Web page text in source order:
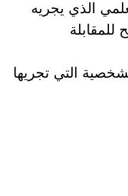
الذي يجريه
التي تجريها